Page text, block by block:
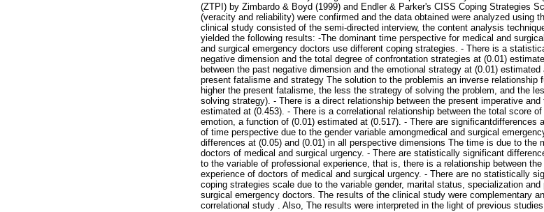
(ZTPI) by Zimbardo & Boyd (1999) and Endler & Parker's CISS Coping Strategies
(veracity and reliability) were confirmed and the data obtained were analyzed using
clinical study consisted of the semi-directed interview, the content analysis
yielded the following results: -The dominant time perspective for medical and
and surgical emergency doctors use different coping strategies. - There is a
negative dimension and the total degree of confrontation strategies at (0.01)
between the past negative dimension and the emotional strategy at (0.01)
present fatalisme and strategy The solution to the problemis an inverse relationship
higher the present fatalisme, the less the strategy of solving the problem, and the
solving strategy). - There is a direct relationship between the present imperative
estimated at (0.453). - There is a correlational relationship between the total score
emotion, a function of (0.01) estimated at (0.517). - There are significantdifferences
of time perspective due to the gender variable amongmedical and surgical
differences at (0.05) and (0.01) in all perspective dimensions The time is due to the
doctors of medical and surgical urgency. - There are statistically significant
to the variable of professional experience, that is, there is a relationship between
experience of doctors of medical and surgical urgency. - There are no statistically
coping strategies scale due to the variable gender, marital status, specialization
surgical emergency doctors. The results of the clinical study were complementary
correlational study . Also, The results were interpreted in the light of previous